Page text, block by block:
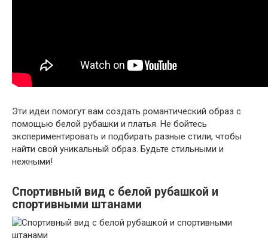
Эти идеи помогут вам создать романтический образ с
помощью белой рубашки и платья. Не бойтесь
экспериментировать и подбирать разные стили, чтобы
найти свой уникальный образ. Будьте стильными и
нежными!
Спортивный вид с белой рубашкой и
спортивными штанами